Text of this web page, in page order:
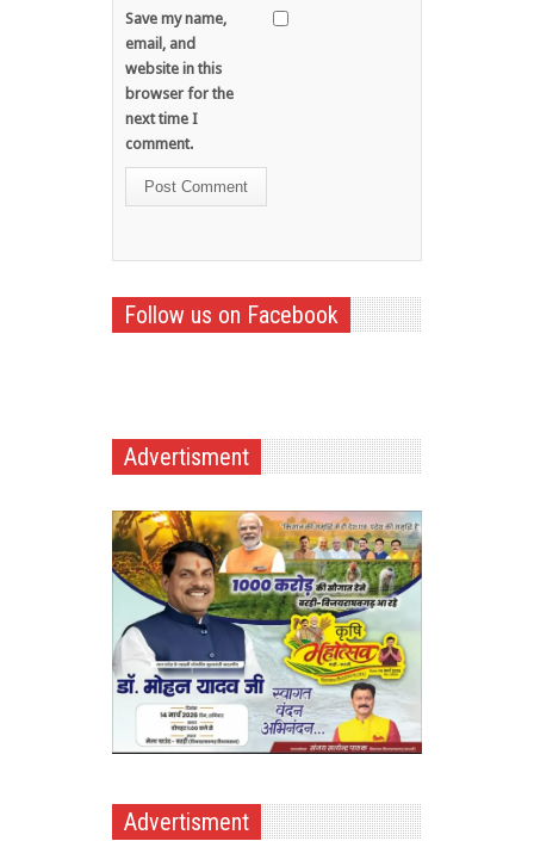
Save my name,
email, and
website in this
browser for the
next time I
comment.
Follow us on Facebook
Advertisment
Advertisment